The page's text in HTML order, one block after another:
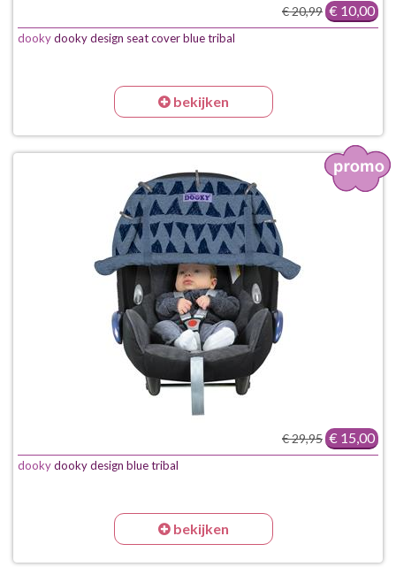
€ 20,99 € 10,00
dookydooky design seat cover blue tribal
bekijken
€ 29,95 € 15,00
dookydooky design blue tribal
bekijken